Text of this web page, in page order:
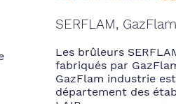
SERFLAM,
Les brûleurs
fabriqués par
GazFlam industrie
département des